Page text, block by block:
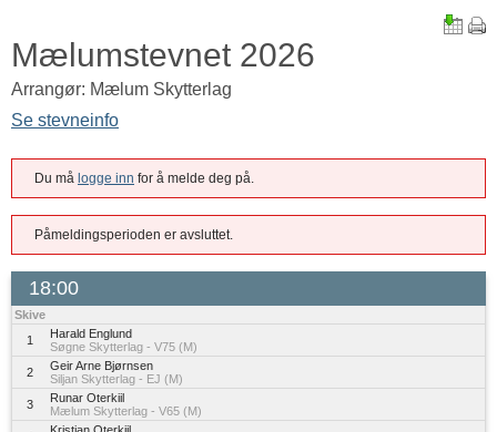
Mælumstevnet 2026
Arrangør: Mælum Skytterlag
Se stevneinfo
Du må logge inn for å melde deg på.
Påmeldingsperioden er avsluttet.
18:00
Skive
1
Harald Englund
Søgne Skytterlag - V75 (M)
2
Geir Arne Bjørnsen
Siljan Skytterlag - EJ (M)
3
Runar Oterkiil
Mælum Skytterlag - V65 (M)